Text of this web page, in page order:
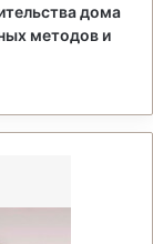
дома
методов и